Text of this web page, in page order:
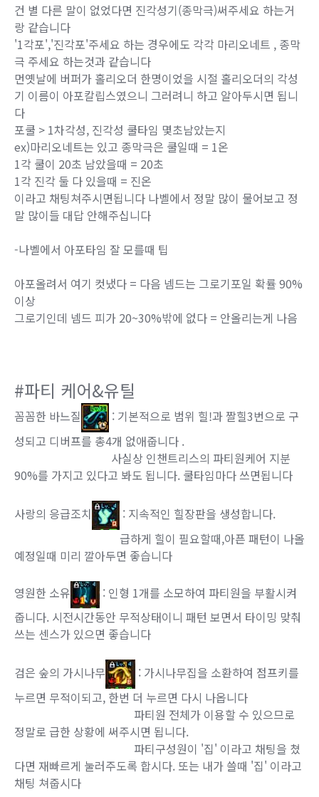
건 별 다른 말이 없었다면 진각성기(종막극)써주세요 하는거
랑 같습니다
'1각포','진각포'주세요 하는 경우에도 각각 마리오네트 , 종막
극 주세요 하는것과 같습니다
먼옛날에 버퍼가 홀리오더 한명이었을 시절 홀리오더의 각성
기 이름이 아포칼립스였으니 그러려니 하고 알아두시면 됩니
다
포쿨 > 1차각성, 진각성 쿨타임 몇초남았는지
ex)마리오네트는 있고 종막극은 쿨일때 = 1온
1각 쿨이 20초 남았을때 = 20초
1각 진각 둘 다 있을때 = 진온
이라고 채팅쳐주시면됩니다 나벨에서 정말 많이 물어보고 정
말 많이들 대답 안해주십니다
-나벨에서 아포타임 잘 모를때 팁
아포올려서 여기 컷냈다 = 다음 넴드는 그로기포일 확률 90%
이상
그로기인데 넴드 피가 20~30%밖에 없다 = 안올리는게 나음
#파티 케어&유틸
꼼꼼한 바느질
: 기본적으로 범위 힐!과 짤힐3번으로 구
성되고 디버프를 총4개 없애줍니다 .
사실상 인챈트리스의 파티원케어 지분
90%를 가지고 있다고 봐도 됩니다. 쿨타임마다 쓰면됩니다
사랑의 응급조치
: 지속적인 힐장판을 생성합니다.
급하게 힐이 필요할때,아픈 패턴이 나올
예정일때 미리 깔아두면 좋습니다
영원한 소유
: 인형 1개를 소모하여 파티원을 부활시켜
줍니다. 시전시간동안 무적상태이니 패턴 보면서 타이밍 맞춰
쓰는 센스가 있으면 좋습니다
검은 숲의 가시나무
: 가시나무집을 소환하여 점프키를
누르면 무적이되고, 한번 더 누르면 다시 나옵니다
파티원 전체가 이용할 수 있으므로
정말로 급한 상황에 써주시면 됩니다.
파티구성원이 '집' 이라고 채팅을 쳤
다면 재빠르게 눌러주도록 합시다. 또는 내가 쓸때 '집' 이라고
채팅 쳐줍시다